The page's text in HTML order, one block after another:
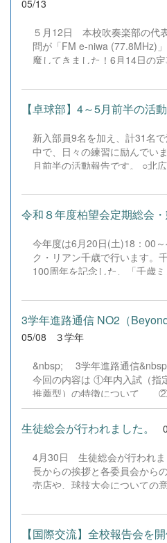
すくした」「...
を設定。「自分が社会を変える
スチックごみや食料廃棄とい
ら、人身売買などの人権問題
たる社会課題への改善策を英
の投票で選ばれた各学年3名
後の全体会でステージに登壇
らの英語による鋭い質疑応答
となく堂々と対応する姿は、
科生の誇りを感じさせる立派
厳正な審査の結果、2年生は林
3年生は工藤真緒さんが最優
た。 先輩たちの背中を1年生
の番です。この日の学びを糧
する意識と英語...
05/13
５月12日 本校吹奏楽部の代
問が「FM e-niwa (77.8MHz)
魔してきました！6月14日の
ころや、初披露となる楽曲へ
して日々の練習の様子をラジ
てお届けしました。管楽器な
見えない裏話も飛び出し、と
間となりました。初めてのス
うことで最初は少し緊張した
行のおかげで、写真の通りす
ス。終始笑顔があふれる、楽
ご来場いただく皆様に最高の
きるよう、部員５５名一丸と
に励んでいます。日時：6月14
間を共有できることを、部員
ています！#千歳高校 #千歳高
#ラジオ出演 #青春 #北海道 #
&nbsp...
【卓球部】4～5月前半の活
新入部員9名を加え、計31名
中で、日々の練習に励んでい
月前半の活動報告です。 ○北
れ、北広島会長杯には男子8
参加し、恵庭市民大会には男
ました。北広島会長杯は、特
経験を積むことができました
参加人数が少なく予選リーグ
め、たくさんの試合を経験す
会は、ダブルスとシングルス
れ、またシングルスは予選リ
ため、こちらもたくさん試合
ができました。＜結果＞◉北広
子シングルス準優勝 佐藤ひ
士本璃呼◉恵庭市民大会・男子
３位 菊地壮太 ○札幌地区春季大会個人戦
（4/25-26個人戦、5/9-10団体
生は、高校生のレベルを体感
スでは女子エースペアがベス
子もエースペアがベスト16入
できました。...
令和８年度柏望会定期総会
今年度は6月20日(土)18：00
ク・リアン千歳で行います。
100周年を記念した、「千歳
ード、電話、メール、Faxで6
で受け付けています。お誘い
越しください。 26同窓会ポス
3学年進路通信 NO2（
05/08 ３学年
&nbsp; 3学年進路通信
今回の内容は ①年内入試（指
推薦型）の特徴について ②
トの結果について です。
い、総合型選抜のメリット･デ
すのでご覧ください。 なお
が必要です。パスワードは
い。 3学年進路通信
生徒総会が行われました。
4月30日 生徒総会が行われま
長からの挨拶と各委員会から
売店や、球技大会についての